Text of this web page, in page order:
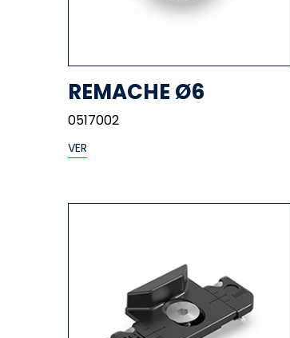
REMACHE Ø6
0517002
VER